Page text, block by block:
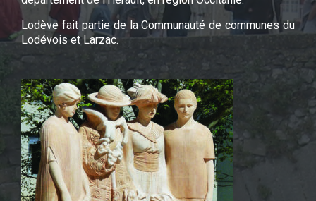
Lodève fait partie de la Communauté de communes du
Lodévois et Larzac.